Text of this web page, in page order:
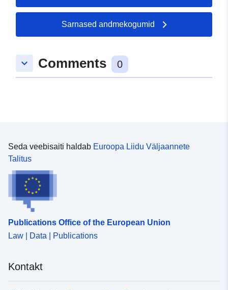
Sarnased andmekogumid
keyboard_arrow_down Comments 0
Seda veebisaiti haldab Euroopa Liidu Väljaannete
Talitus
Publications Office of the European Union
Law | Data | Publications
Kontakt